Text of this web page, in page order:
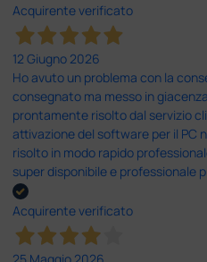
Acquirente verificato
12 Giugno 2026
Ho avuto un problema con la
consegnato ma messo in
prontamente risolto dal servizio
attivazione del software per il PC
risolto in modo rapido
super disponibile e professionale
Acquirente verificato